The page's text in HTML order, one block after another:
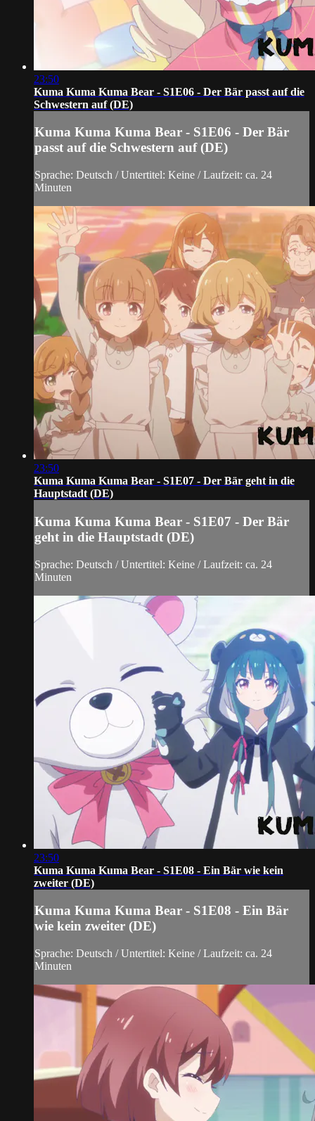
23:50
Kuma Kuma Kuma Bear - S1E06 - Der Bär passt auf die
Schwestern auf (DE)
Kuma Kuma Kuma Bear - S1E06 - Der Bär
passt auf die Schwestern auf (DE)
Sprache: Deutsch / Untertitel: Keine / Laufzeit: ca. 24
Minuten
23:50
Kuma Kuma Kuma Bear - S1E07 - Der Bär geht in die
Hauptstadt (DE)
Kuma Kuma Kuma Bear - S1E07 - Der Bär
geht in die Hauptstadt (DE)
Sprache: Deutsch / Untertitel: Keine / Laufzeit: ca. 24
Minuten
23:50
Kuma Kuma Kuma Bear - S1E08 - Ein Bär wie kein
zweiter (DE)
Kuma Kuma Kuma Bear - S1E08 - Ein Bär
wie kein zweiter (DE)
Sprache: Deutsch / Untertitel: Keine / Laufzeit: ca. 24
Minuten